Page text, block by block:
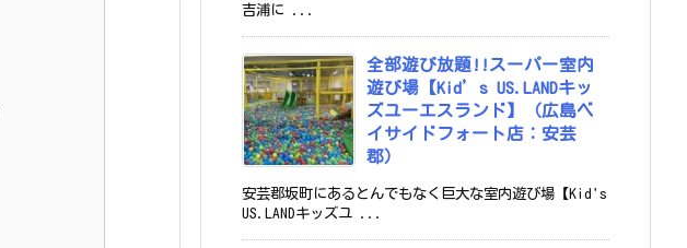
吉浦に ...
全部遊び放題!!スーパー室内
遊び場【Kid’s US.LANDキッ
ズユーエスランド】（広島ベ
イサイドフォート店：安芸
郡）
安芸郡坂町にあるとんでもなく巨大な室内遊び場【Kid's
US.LANDキッズユ ...